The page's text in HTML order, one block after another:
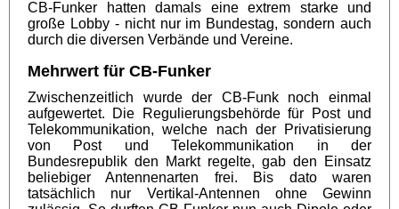
CB-Funker hatten damals eine extrem starke und
große Lobby - nicht nur im Bundestag, sondern auch
durch die diversen Verbände und Vereine.
Mehrwert für CB-Funker
Zwischenzeitlich wurde der CB-Funk noch einmal
aufgewertet. Die Regulierungsbehörde für Post und
Telekommunikation, welche nach der Privatisierung
von Post und Telekommunikation in der
Bundesrepublik den Markt regelte, gab den Einsatz
beliebiger Antennenarten frei. Bis dato waren
tatsächlich nur Vertikal-Antennen ohne Gewinn